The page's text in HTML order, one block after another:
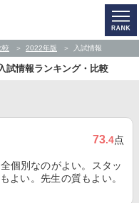
較 2022年版 入試情報
試情報ランキング・比較
73.4点
個別なのがよい。スタッ
よい。先生の質もよい。